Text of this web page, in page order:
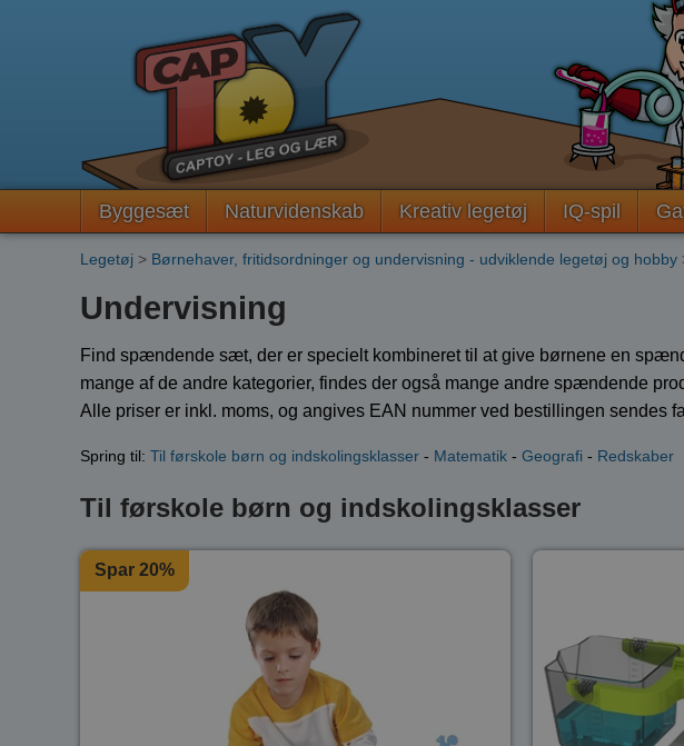
Byggesæt Naturvidenskab Kreativ legetøj IQ-spil
Legetøj > Børnehaver, fritidsordninger og undervisning - udviklende legetøj og hobby
Undervisning
Find spændende sæt, der er specielt kombineret til at give børnene en
mange af de andre kategorier, findes der også mange andre spændende
Alle priser er inkl. moms, og angives EAN nummer ved bestillingen sendes
Spring til: Til førskole børn og indskolingsklasser - Matematik - Geografi - Redskaber
Til førskole børn og indskolingsklasser
Spar 20%